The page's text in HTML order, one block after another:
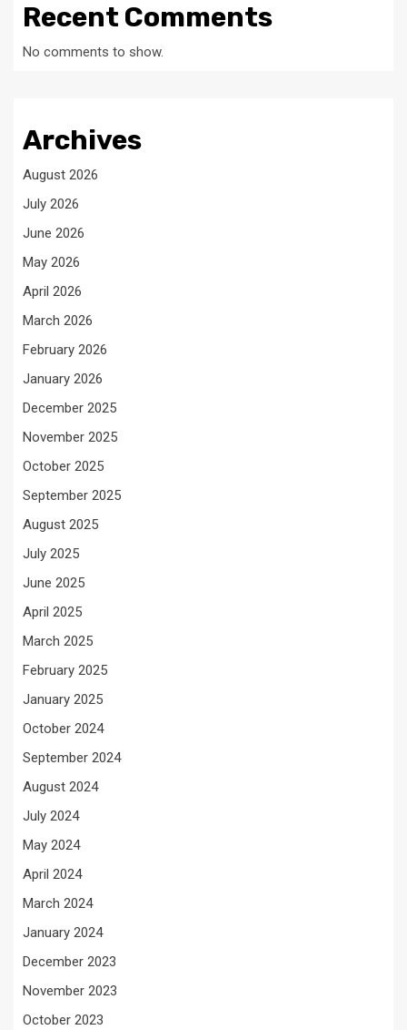
Recent Comments
No comments to show.
Archives
August 2026
July 2026
June 2026
May 2026
April 2026
March 2026
February 2026
January 2026
December 2025
November 2025
October 2025
September 2025
August 2025
July 2025
June 2025
April 2025
March 2025
February 2025
January 2025
October 2024
September 2024
August 2024
July 2024
May 2024
April 2024
March 2024
January 2024
December 2023
November 2023
October 2023